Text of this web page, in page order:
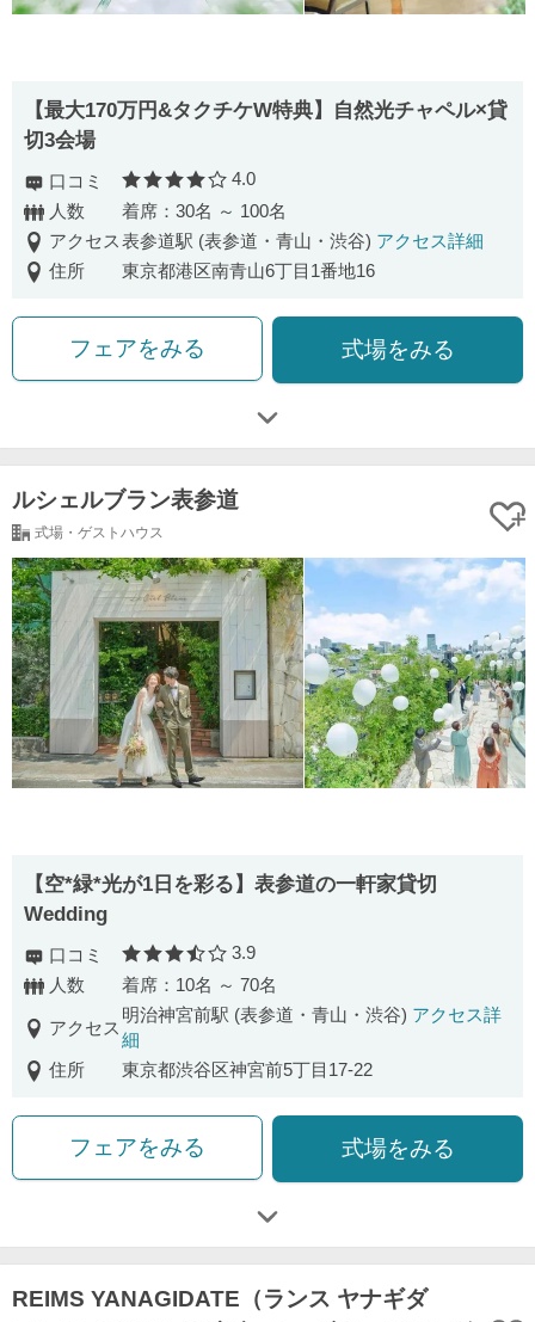
【最大170万円&タクチケW特典】自然光チャペル×貸
切3会場
口コミ 口コミ評価
4.0
人数
着席：30名 ～ 100名
アクセス表参道駅 (表参道・青山・渋谷) アクセス詳細
住所
東京都港区南青山6丁目1番地16
フェアをみる 式場をみる
ルシェルブラン表参道
式場・ゲストハウス
【空*緑*光が1日を彩る】表参道の一軒家貸切
Wedding
口コミ 口コミ評価
3.9
人数
着席：10名 ～ 70名
アクセス
明治神宮前駅 (表参道・青山・渋谷) アクセス詳
細
住所
東京都渋谷区神宮前5丁目17-22
フェアをみる 式場をみる
REIMS YANAGIDATE（ランス ヤナギダ